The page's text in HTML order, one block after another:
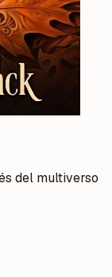
del multiverso